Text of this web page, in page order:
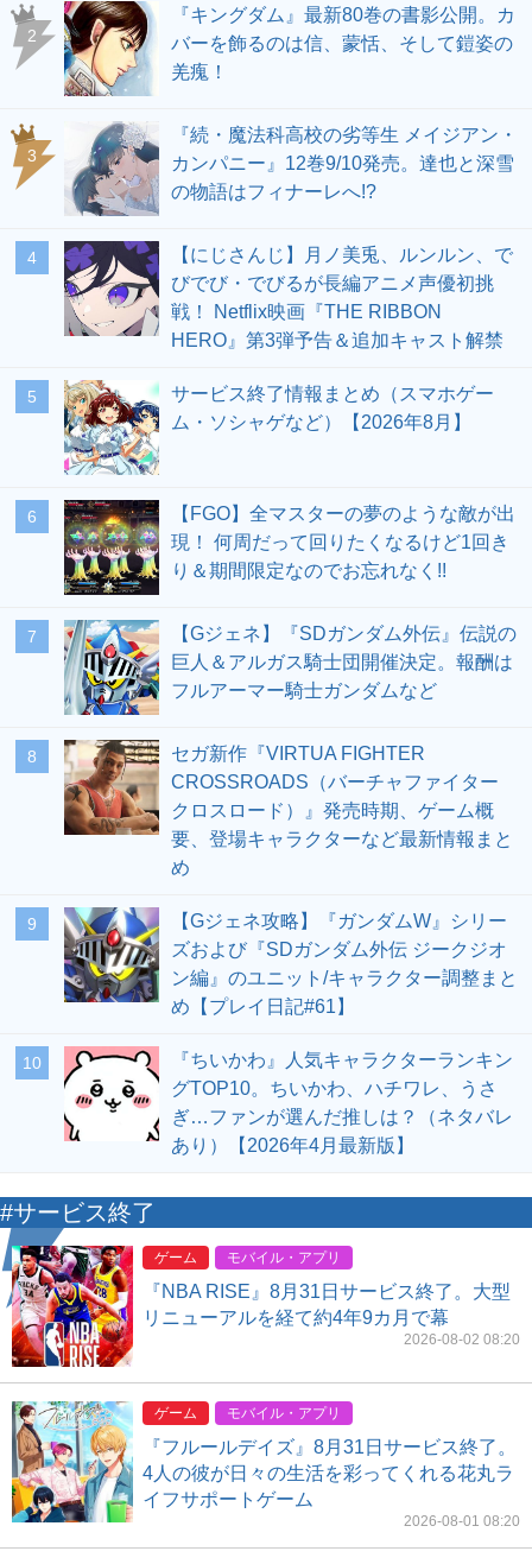
2
『キングダム』最新80巻の書影公開。カ
バーを飾るのは信、蒙恬、そして鎧姿の
羌瘣！
3
『続・魔法科高校の劣等生 メイジアン・
カンパニー』12巻9/10発売。達也と深雪
の物語はフィナーレへ!?
4
【にじさんじ】月ノ美兎、ルンルン、で
びでび・でびるが長編アニメ声優初挑
戦！ Netflix映画『THE RIBBON
HERO』第3弾予告＆追加キャスト解禁
5
サービス終了情報まとめ（スマホゲー
ム・ソシャゲなど）【2026年8月】
6
【FGO】全マスターの夢のような敵が出
現！ 何周だって回りたくなるけど1回き
り＆期間限定なのでお忘れなく!!
7
【Gジェネ】『SDガンダム外伝』伝説の
巨人＆アルガス騎士団開催決定。報酬は
フルアーマー騎士ガンダムなど
8
セガ新作『VIRTUA FIGHTER
CROSSROADS（バーチャファイター
クロスロード）』発売時期、ゲーム概
要、登場キャラクターなど最新情報まと
め
9
【Gジェネ攻略】『ガンダムW』シリー
ズおよび『SDガンダム外伝 ジークジオ
ン編』のユニット/キャラクター調整まと
め【プレイ日記#61】
10
『ちいかわ』人気キャラクターランキン
グTOP10。ちいかわ、ハチワレ、うさ
ぎ…ファンが選んだ推しは？（ネタバレ
あり）【2026年4月最新版】
#サービス終了
ゲーム モバイル・アプリ
『NBA RISE』8月31日サービス終了。大型
リニューアルを経て約4年9カ月で幕
2026-08-02 08:20
ゲーム モバイル・アプリ
『フルールデイズ』8月31日サービス終了。
4人の彼が日々の生活を彩ってくれる花丸ラ
イフサポートゲーム
2026-08-01 08:20